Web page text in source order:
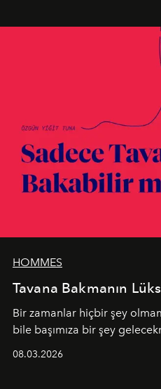
HOMMES
Tavana Bakmanın
Bir zamanlar hiçbir şey
bile başımıza bir şey
08.03.2026